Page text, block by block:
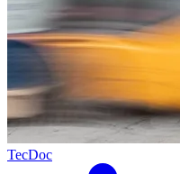
TecDoc